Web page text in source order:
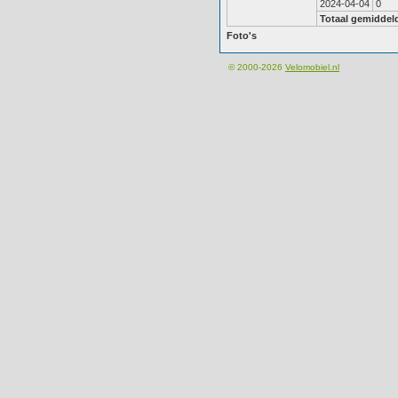
2024-04-04 0
Totaal
Foto's
© 2000-2026 Velomobiel.nl